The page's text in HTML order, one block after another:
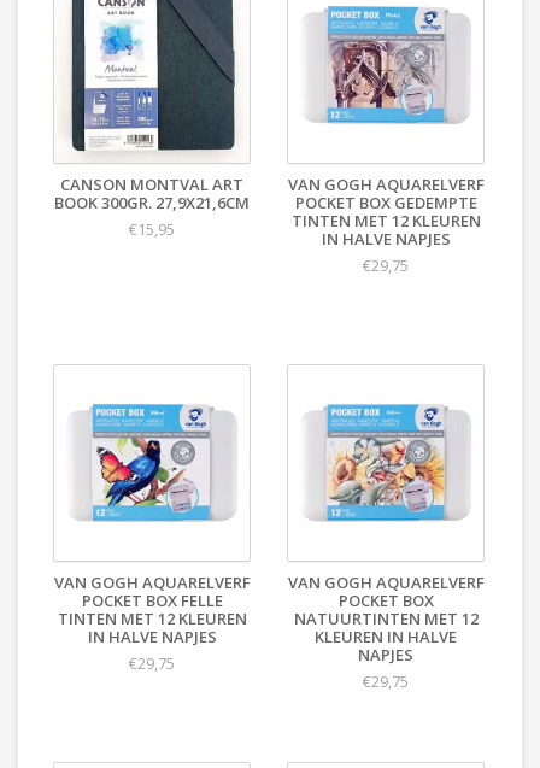
CANSON MONTVAL ART
BOOK 300GR. 27,9X21,6CM
€15,95
VAN GOGH AQUARELVERF
POCKET BOX GEDEMPTE
TINTEN MET 12 KLEUREN
IN HALVE NAPJES
€29,75
VAN GOGH AQUARELVERF
POCKET BOX FELLE
TINTEN MET 12 KLEUREN
IN HALVE NAPJES
€29,75
VAN GOGH AQUARELVERF
POCKET BOX
NATUURTINTEN MET 12
KLEUREN IN HALVE
NAPJES
€29,75